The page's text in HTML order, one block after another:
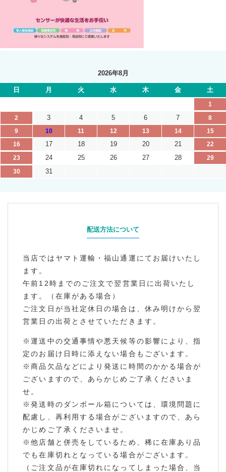
2026年8月
日 月 火 水 木 金 土
1
2
3 4 5 6 7
8
9
10 11 12 13 14
15
16
17 18 19 20 21
22
23
24 25 26 27 28
29
30
31
配送方法について
当店ではヤマト運輸・福山通運にてお届けいたし
ます。
午前12時までのご注文で翌営業日に出荷いたし
ます。（在庫がある場合）
ご注文日が当社定休日の場合は、休み明けから翌
営業日の出荷とさせていただきます。
※運送中の交通事情や悪天候等の影響により、指
定のお届け日時に添えない場合もございます。
※商品欠品などにより発送に時間のかかる場合が
ございますので、あらかじめご了承くださいま
せ。
※発送時のダンボール箱については、環境問題に
配慮し、再利用する場合がございますので、あら
かじめご了承くださいませ。
※他店舗と併売をしているため、稀に在庫あり品
でも在庫切れとなっている場合がございます。
（ご注文品が在庫切れになってしまった場合、当